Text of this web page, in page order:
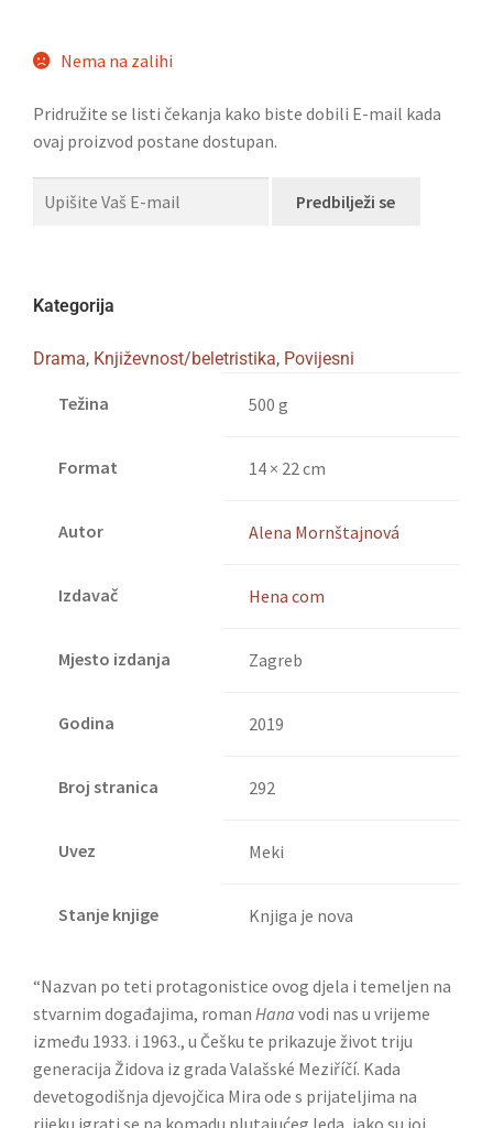
Nema na zalihi
Pridružite se listi čekanja kako biste dobili E-mail kada
ovaj proizvod postane dostupan.
Predbilježi se
Kategorija
Drama, Književnost/beletristika, Povijesni
Težina 500 g
Format 14 × 22 cm
Autor Alena Mornštajnová
Izdavač Hena com
Mjesto izdanja Zagreb
Godina 2019
Broj stranica 292
Uvez Meki
Stanje knjige Knjiga je nova
“Nazvan po teti protagonistice ovog djela i temeljen na
stvarnim događajima, roman Hana vodi nas u vrijeme
između 1933. i 1963., u Češku te prikazuje život triju
generacija Židova iz grada Valašské Meziříčí. Kada
devetogodišnja djevojčica Mira ode s prijateljima na
rijeku igrati se na komadu plutajućeg leda, iako su joj